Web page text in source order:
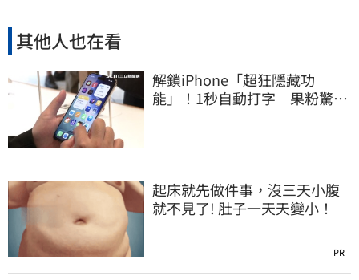
其他人也在看
解鎖iPhone「超狂隱藏功
能」！1秒自動打字 果粉驚：
起床就先做件事，沒三天小腹
就不見了! 肚子一天天變小！
PR